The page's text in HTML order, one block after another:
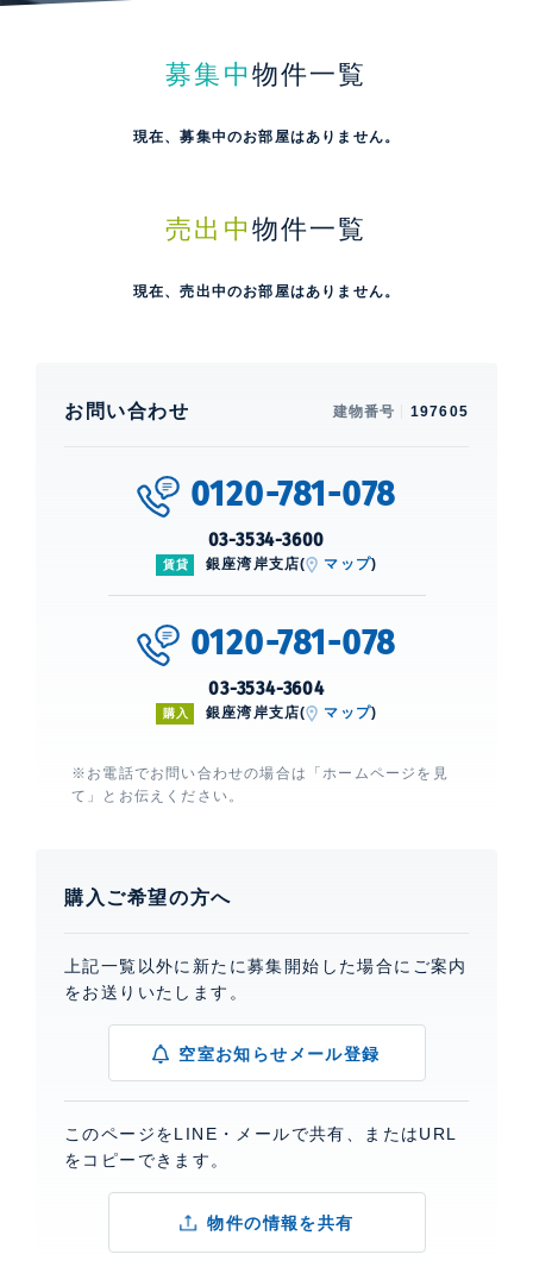
募集中 物件一覧
現在、募集中のお部屋はありません。
売出中 物件一覧
現在、売出中のお部屋はありません。
お問い合わせ 建物番号 197605
0120-781-078
03-3534-3600
賃貸 銀座湾岸支店( マップ)
0120-781-078
03-3534-3604
購入 銀座湾岸支店( マップ)
※お電話でお問い合わせの場合は「ホームページを見
て」とお伝えください。
購入ご希望の方へ
上記一覧以外に新たに募集開始した場合にご案内
をお送りいたします。
空室お知らせメール登録
このページをLINE・メールで共有、またはURL
をコピーできます。
物件の情報を共有